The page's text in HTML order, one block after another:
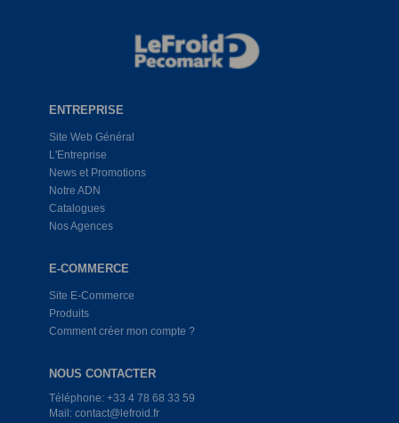
ENTREPRISE
Site Web Général
L'Entreprise
News et Promotions
Notre ADN
Catalogues
Nos Agences
E-COMMERCE
Site E-Commerce
Produits
Comment créer mon compte ?
NOUS CONTACTER
Téléphone: +33 4 78 68 33 59
Mail: contact@lefroid.fr